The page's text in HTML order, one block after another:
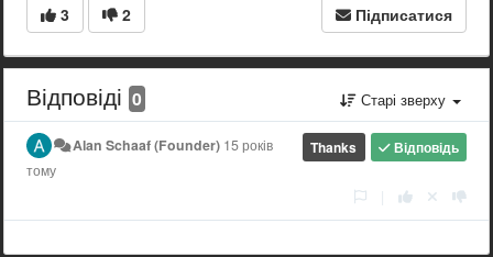
3 2 Підписатися
Відповіді 0 Старі зверху
Відповідь
Thanks
Alan Schaaf (Founder) 15 років
тому